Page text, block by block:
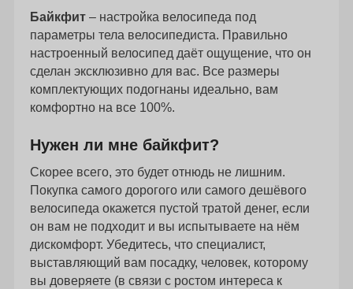
Байкфит– настройка велосипеда под
параметры тела велосипедиста. Правильно
настроенный велосипед даёт ощущение, что он
сделан эксклюзивно для вас. Все размеры
комплектующих подогнаны идеально, вам
комфортно на все 100%.
Нужен ли мне байкфит?
Скорее всего, это будет отнюдь не лишним.
Покупка самого дорогого или самого дешёвого
велосипеда окажется пустой тратой денег, если
он вам не подходит и вы испытываете на нём
дискомфорт. Убедитесь, что специалист,
выставляющий вам посадку, человек, которому
вы доверяете (в связи с ростом интереса к